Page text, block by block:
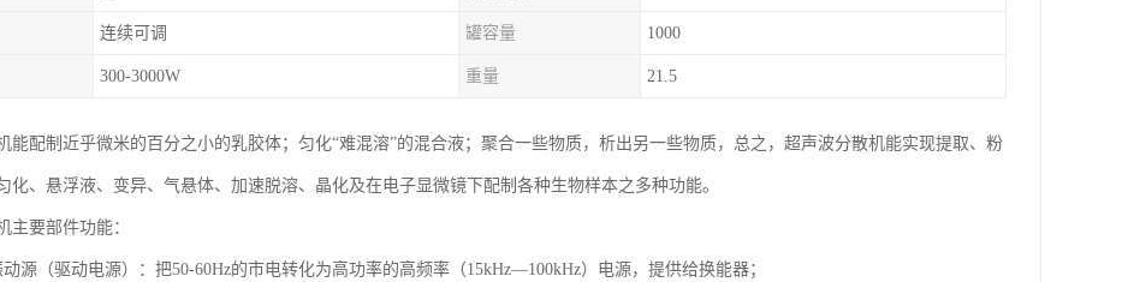
连续可调 罐容量 1000
300-3000W 重量 21.5
能配制近乎微米的百分之小的乳胶体；匀化“难混溶”的混合液；聚合一些物质，析出另一些物质，总之，超声波分散机能实现提取、粉
化、悬浮液、变异、气悬体、加速脱溶、晶化及在电子显微镜下配制各种生物样本之多种功能。
主要部件功能：
源（驱动电源）：把50-60Hz的市电转化为高功率的高频率（15kHz—100kHz）电源，提供给换能器；